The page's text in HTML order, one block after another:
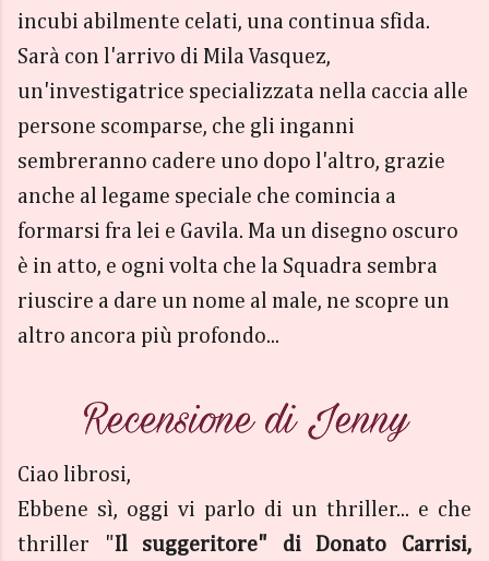
incubi abilmente celati, una continua sfida.
Sarà con l'arrivo di Mila Vasquez,
un'investigatrice specializzata nella caccia alle
persone scomparse, che gli inganni
sembreranno cadere uno dopo l'altro, grazie
anche al legame speciale che comincia a
formarsi fra lei e Gavila. Ma un disegno oscuro
è in atto, e ogni volta che la Squadra sembra
riuscire a dare un nome al male, ne scopre un
altro ancora più profondo...
Ciao librosi,
Ebbene sì, oggi vi parlo di un thriller... e che
thriller "Il suggeritore" di Donato Carrisi,